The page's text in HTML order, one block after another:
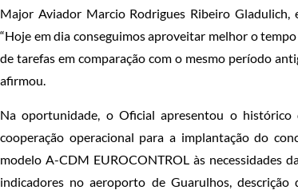
Major Aviador Marcio Rodrigues Ribeiro Gladulich,
“Hoje em dia conseguimos aproveitar melhor o
de tarefas em comparação com o mesmo período
afirmou.
Na oportunidade, o Oficial apresentou o
cooperação operacional para a implantação do
modelo A-CDM EUROCONTROL às necessidades
indicadores no aeroporto de Guarulhos,